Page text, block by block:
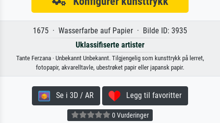
1675 · Wasserfarbe auf Papier · Bilde ID: 3935
Uklassifiserte artister
Tante Ferzana · Unbekannt Unbekannt. Tilgjengelig som kunsttrykk på lerret,
fotopapir, akvarelltavle, ubestrøket papir eller japansk papir.
Se i 3D / AR Legg til favoritter
0 Vurderinger